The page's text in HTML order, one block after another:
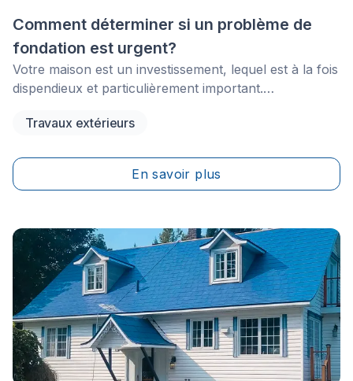
Comment déterminer si un problème de
fondation est urgent?
Votre maison est un investissement, lequel est à la fois
dispendieux et particulièrement important.
quel endroit de celle-ci est préoccupant.
Travaux extérieurs
En savoir plus